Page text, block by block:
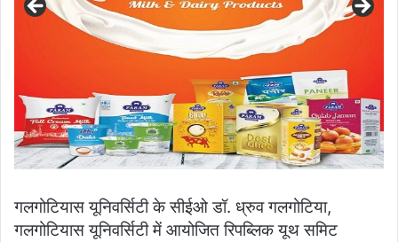
गलगोटियास यूनिवर्सिटी के सीईओ डॉ. ध्रुव गलगोटिया,
गलगोटियास यूनिवर्सिटी में आयोजित रिपब्लिक यूथ समिट